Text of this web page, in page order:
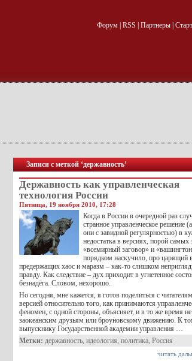
Форум| RSS Партнеры|
Записи с меткой ‘державность’
Державность как управленческая
технология России
Пятница, 19 ноября 2010, 17:28
Когда в России в очередной раз
странное управленческое решение
они с завидной регулярностью) в
недостатка в версиях, порой
«всемирный заговор» и
порядком наскучило, про царящий
предержащих хаос и маразм – как-то слишком
правду. Как следствие – дух приходит в угнетенное
безнадёга. Словом, нехорошо.
Но сегодня, мне кажется, я готов поделиться с
версией относительно того, как принимаются
феномен, с одной стороны, объясняет, и в то же время
заокеанским друзьям или броуновскому движению. К
выпускнику Государственной академии управления …
Метки: державность, идеология, политика, Россия
читать